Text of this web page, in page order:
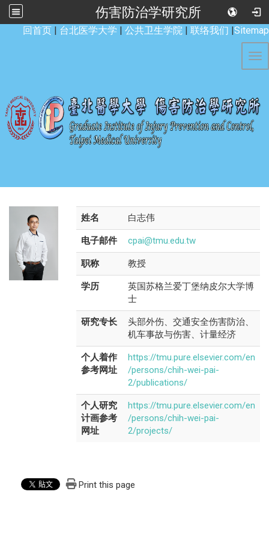
伤害防治学研究所
回首页 | 台北医学大学 | 公共卫生学院 | 联络我们 |Sitemap
姓名 白志伟
电子邮件 cpai@tmu.edu.tw
职称 教授
学历
英国苏格兰爱丁堡纳皮尔大学博
士
研究专长
头部外伤、交通安全伤害防治、
机车事故与伤害、计量经济
个人着作
参考网址
https://tmu.pure.elsevier.com/en
/persons/chih-wei-pai-
2/publications/
个人研究
计画参考
网址
https://tmu.pure.elsevier.com/en
/persons/chih-wei-pai-
2/projects/
Print this page